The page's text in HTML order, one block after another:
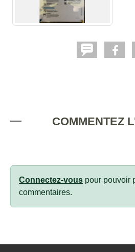
COMMENTEZ
Connectez-vous pour pouvoir
commentaires.